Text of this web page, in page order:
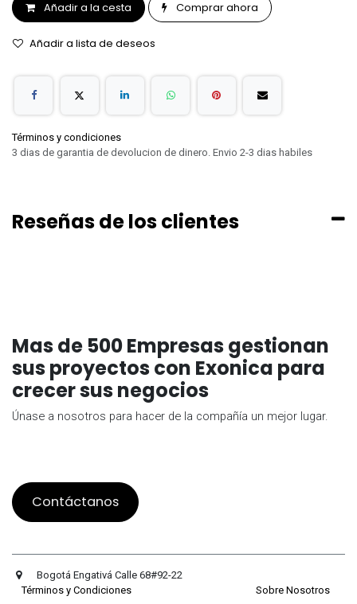
Añadir a la cesta Comprar ahora
Añadir a lista de deseos
Términos y condiciones
3 dias de garantia de devolucion de dinero. Envio 2-3 dias habiles
Reseñas de los clientes
Mas de 500 Empresas gestionan
sus proyectos con Exonica para
crecer sus negocios
Únase a nosotros para hacer de la compañía un mejor lugar.
Contáctanos
Bogotá Engativá Calle 68#92-22
Términos y Condiciones
Sobre Nosotros